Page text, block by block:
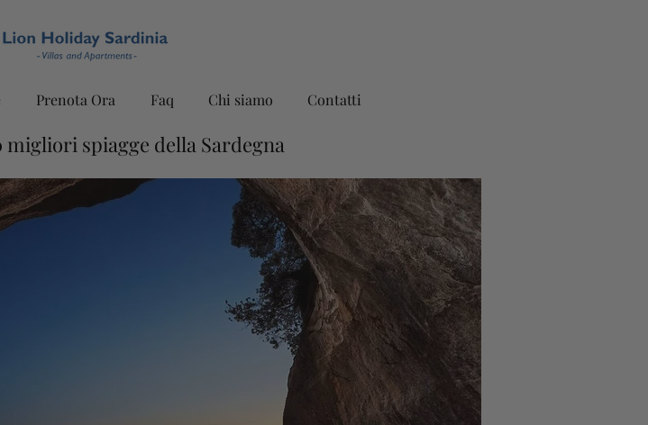
Prenota Ora Faq Chi siamo Contatti
migliori spiagge della Sardegna